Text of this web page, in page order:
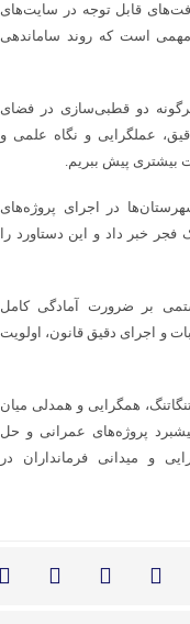
قابل توجه در سایت‌های
مهمی است که روند ساماندهی
دو قطبی‌سازی در فضای
عملگرایی و نگاه علمی و
بیشتری پیش ببریم.
در اجرای پروژه‌های
فجر خبر داد و این دستاورد را
بر ضرورت آمادگی کامل
و اجرای دقیق قانون، اولویت
همگرایی و همدلی میان
پروژه‌های عمرانی و حل
و میدانی فرمانداران در